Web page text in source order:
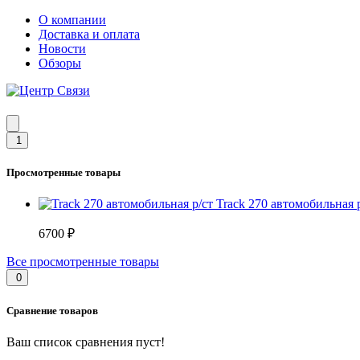
О компании
Доставка и оплата
Новости
Обзоры
1
Просмотренные товары
Track 270 автомобильная
6700 ₽
Все просмотренные товары
0
Сравнение товаров
Ваш список сравнения пуст!